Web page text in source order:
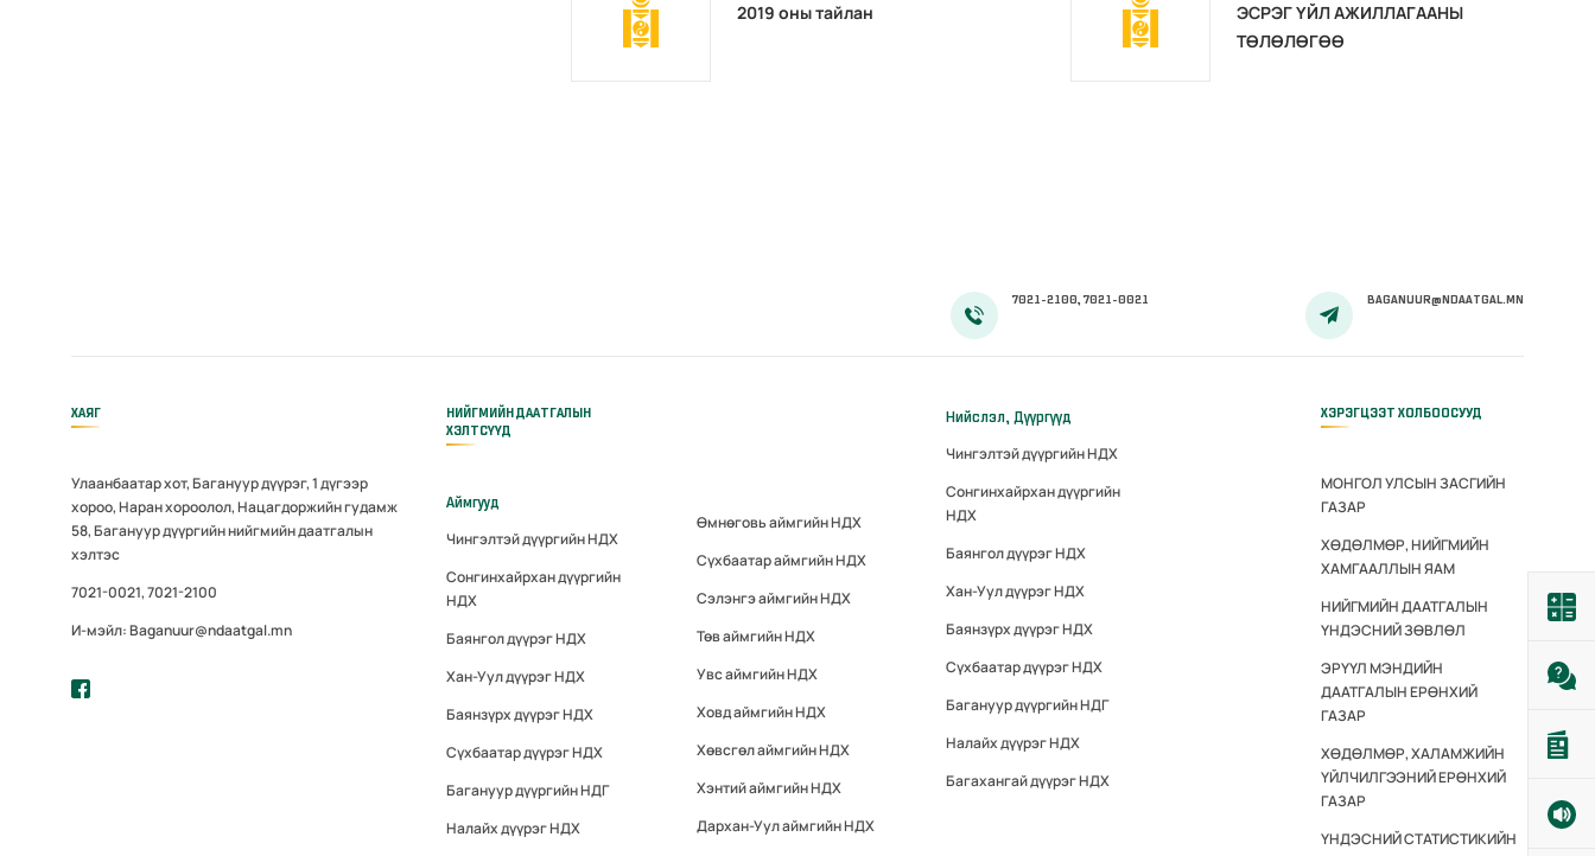
2019 оны тайлан
ЭСРЭГ ҮЙЛ АЖИЛЛАГААНЫ
ТӨЛӨЛӨГӨӨ
7021-2100, 7021-0021 BAGANUUR@NDAATGAL.MN
ХАЯГ
Улаанбаатар хот, Багануур дүүрэг, 1 дүгээр
хороо, Наран хороолол, Нацагдоржийн гудамж
58, Багануур дүүргийн нийгмийн даатгалын
хэлтэс
7021-0021, 7021-2100
И-мэйл: Baganuur@ndaatgal.mn
НИЙГМИЙН ДААТГАЛЫН
ХЭЛТСҮҮД
Аймгууд
Чингэлтэй дүүргийн НДХ
Сонгинхайрхан дүүргийн
НДХ
Баянгол дүүрэг НДХ
Хан-Уул дүүрэг НДХ
Баянзүрх дүүрэг НДХ
Сүхбаатар дүүрэг НДХ
Багануур дүүргийн НДГ
Налайх дүүрэг НДХ
Өмнөговь аймгийн НДХ
Сүхбаатар аймгийн НДХ
Сэлэнгэ аймгийн НДХ
Төв аймгийн НДХ
Увс аймгийн НДХ
Ховд аймгийн НДХ
Хөвсгөл аймгийн НДХ
Хэнтий аймгийн НДХ
Дархан-Уул аймгийн НДХ
Нийслэл, Дүүргүүд
Чингэлтэй дүүргийн НДХ
Сонгинхайрхан дүүргийн
НДХ
Баянгол дүүрэг НДХ
Хан-Уул дүүрэг НДХ
Баянзүрх дүүрэг НДХ
Сүхбаатар дүүрэг НДХ
Багануур дүүргийн НДГ
Налайх дүүрэг НДХ
Багахангай дүүрэг НДХ
ХЭРЭГЦЭЭТ ХОЛБООСУУД
МОНГОЛ УЛСЫН ЗАСГИЙН
ГАЗАР
ХӨДӨЛМӨР, НИЙГМИЙН
ХАМГААЛЛЫН ЯАМ
НИЙГМИЙН ДААТГАЛЫН
ҮНДЭСНИЙ ЗӨВЛӨЛ
ЭРҮҮЛ МЭНДИЙН
ДААТГАЛЫН ЕРӨНХИЙ
ГАЗАР
ХӨДӨЛМӨР, ХАЛАМЖИЙН
ҮЙЛЧИЛГЭЭНИЙ ЕРӨНХИЙ
ГАЗАР
ҮНДЭСНИЙ СТАТИСТИКИЙН